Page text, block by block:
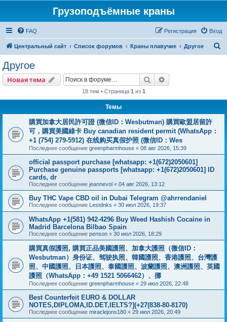
Грузоподъёмные краны
FAQ Вход
Регистрация
Центральный сайт Список форумов Краны плавучие Другое
Другое
Новая тема Поиск
18 тем • Страница 1 из 1
Темы
購買加拿大居民許可證 (微信ID：Wesbutman) 購買歐盟居留許
可，購買美國綠卡 Buy canadian resident permit (WhatsApp：
+1 (754) 279-5912) 在线购买真假护照 (微信ID：Wes
Последнее сообщение greenpharmhouse « 08 авг 2026, 15:39
official passport purchase [whatsapp: +1(672)2050601]
Purchase genuine passports [whatsapp: +1(672)2050601] ID
cards, dr
Последнее сообщение jeannevol « 04 авг 2026, 13:12
Buy THC Vape CBD oil in Dubai Telegram @ahrrendaniel
Последнее сообщение Lestdnks « 30 июл 2026, 19:37
WhatsApp +1(581) 942-4296 Buy Weed Hashish Cocaine in
Madrid Barcelona Bilbao Spain
Последнее сообщение penson « 30 июл 2026, 18:29
購買真假護照, 購買正品美國護照、加拿大護照（微信ID：
Wesbutman）身份证、驾驶执照、韓國護照、香港護照、台灣護
照、中國護照、日本護照、泰國護照、波蘭護照、澳洲護照、英國
護照（WhatsApp：+49 1521 5066462）、挪
Последнее сообщение greenpharmhouse « 29 июл 2026, 22:48
Best Counterfeit EURO & DOLLAR
NOTES,DIPLOMA,ID.DET,IELTS?](+27(838-80-8170)
Последнее сообщение miraclejons180 « 29 июл 2026, 20:49